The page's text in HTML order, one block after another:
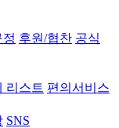
후원/협찬 공식
리스트 편의서비스
SNS